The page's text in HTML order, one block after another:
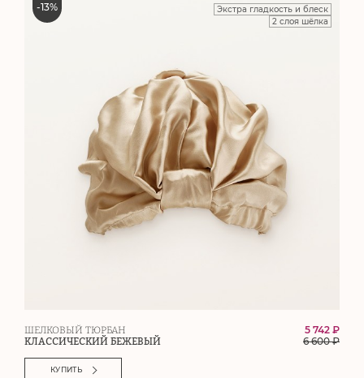
-13%
Экстра гладкость и блеск
2 слоя шёлка
ШЕЛКОВЫЙ ТЮРБАН
КЛАССИЧЕСКИЙ БЕЖЕВЫЙ
5 742 ₽
6 600₽
КУПИТЬ